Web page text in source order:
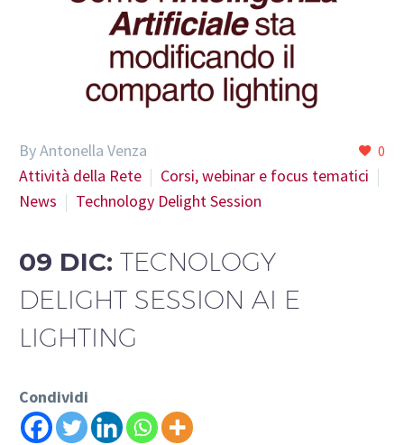
0
By Antonella Venza
Attività della Rete
Corsi, webinar e focus tematici
News
Technology Delight Session
09 DIC: TECNOLOGY
DELIGHT SESSION AI E
LIGHTING
Condividi